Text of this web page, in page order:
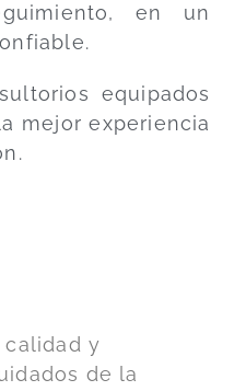
en un
equipados
mejor experiencia
calidad y
de la